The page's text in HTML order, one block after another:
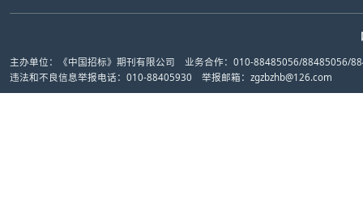
主办单位：《中国招标》期刊有限公司 业务合作：010-88485056/88485056/
违法和不良信息举报电话：010-88405930 举报邮箱：zgzbzhb@126.com